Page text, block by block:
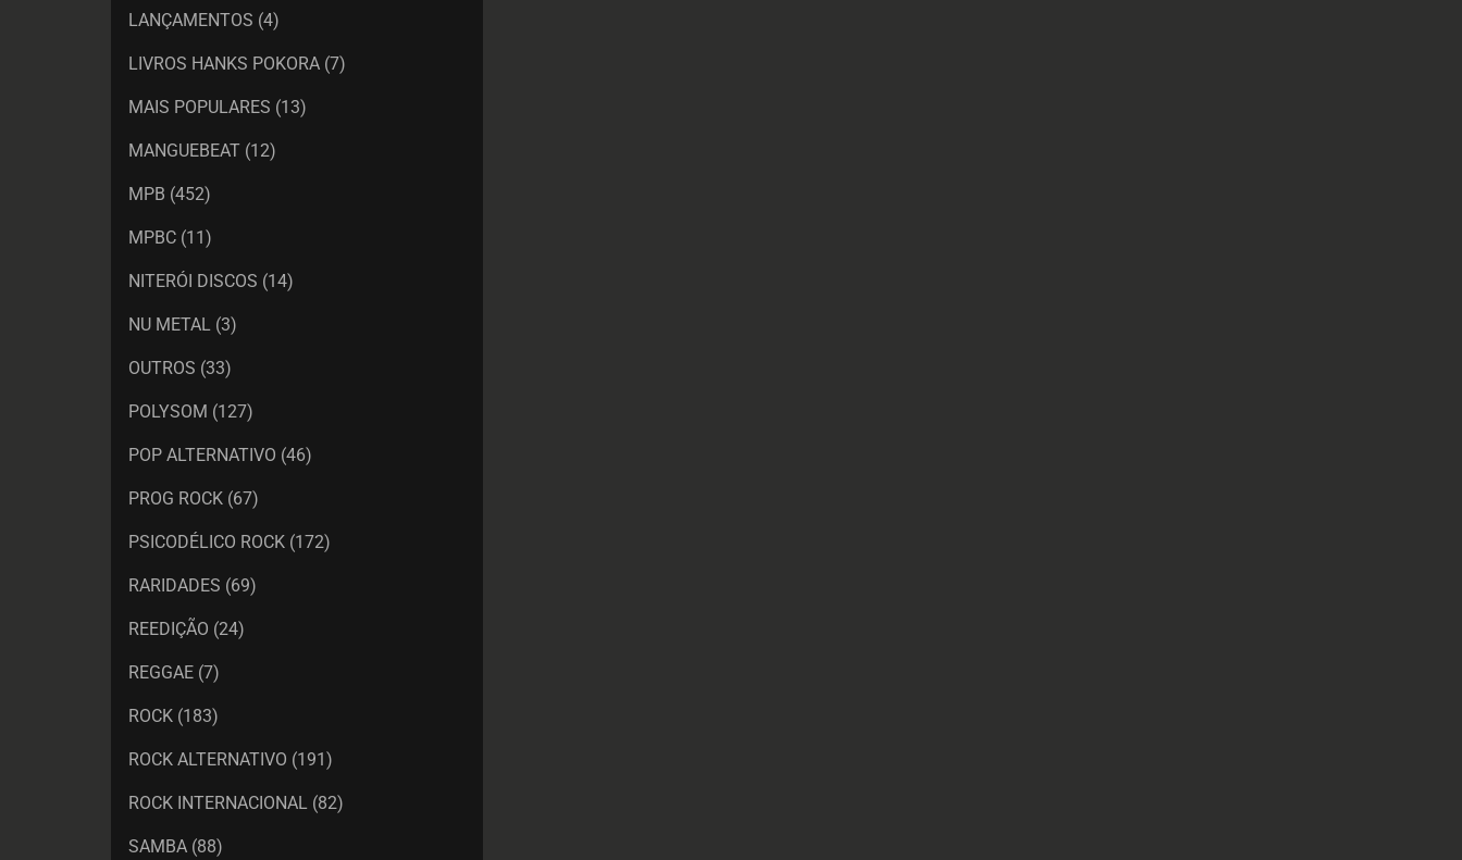
LANÇAMENTOS (4)
LIVROS HANKS POKORA (7)
MAIS POPULARES (13)
MANGUEBEAT (12)
MPB (452)
MPBC (11)
NITERÓI DISCOS (14)
NU METAL (3)
OUTROS (33)
POLYSOM (127)
POP ALTERNATIVO (46)
PROG ROCK (67)
PSICODÉLICO ROCK (172)
RARIDADES (69)
REEDIÇÃO (24)
REGGAE (7)
ROCK (183)
ROCK ALTERNATIVO (191)
ROCK INTERNACIONAL (82)
SAMBA (88)